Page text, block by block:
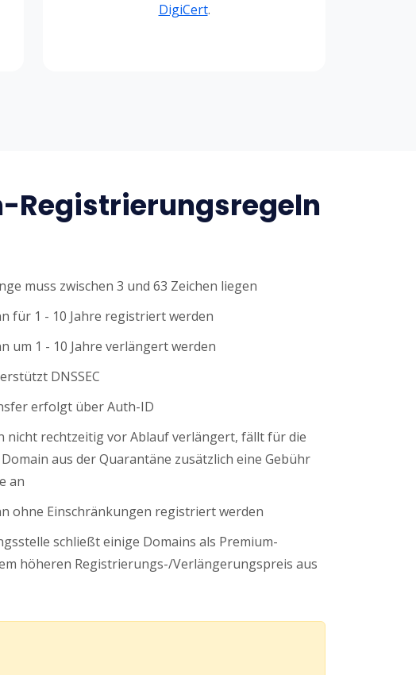
DigiCert.
Registrierungsregeln
muss zwischen 3 und 63 Zeichen liegen
für 1 - 10 Jahre registriert werden
um 1 - 10 Jahre verlängert werden
DNSSEC
erfolgt über Auth-ID
nicht rechtzeitig vor Ablauf verlängert, fällt für die
aus der Quarantäne zusätzlich eine Gebühr
an
ohne Einschränkungen registriert werden
schließt einige Domains als Premium-
höheren Registrierungs-/Verlängerungspreis aus